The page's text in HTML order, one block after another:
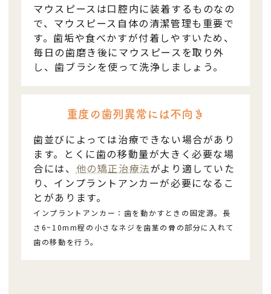
マウスピースは口腔内に装着するものなの
で、マウスピース自体の清潔管理も重要で
す。歯垢や食べかすが付着しやすいため、
毎日の歯磨き後にマウスピースを取り外
し、歯ブラシを使って洗浄しましょう。
重度の歯列異常には不向き
歯並びによっては治療できない場合があり
ます。とくに歯の移動量が大きく必要な場
合には、 他の矯正治療法がより適していた
り、インプラントアンカーが必要になるこ
とがあります。
インプラントアンカー：歯を動かすときの固定源。長
さ6~10mm程の小さなネジを歯茎の骨の部分に入れて
歯の移動を行う。